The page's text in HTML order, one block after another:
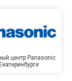
центр Panasonic